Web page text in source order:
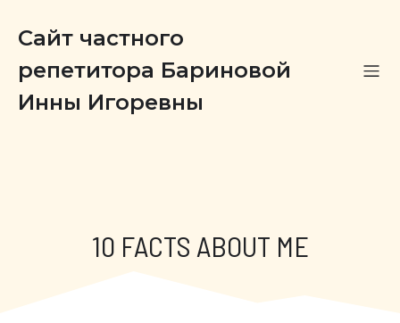
Сайт частного
репетитора Бариновой
Инны Игоревны
10 FACTS ABOUT ME